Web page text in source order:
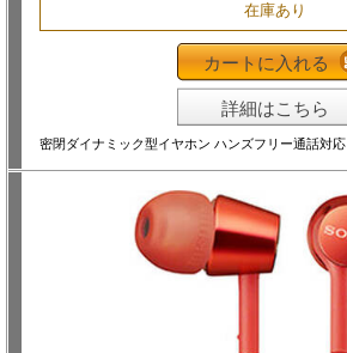
在庫あり
カートに入れる
詳細はこちら
密閉ダイナミック型イヤホン ハンズフリー通話対応